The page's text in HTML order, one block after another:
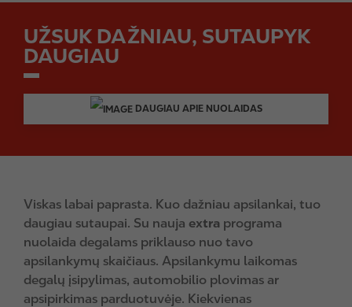
UŽSUK DAŽNIAU, SUTAUPYK
DAUGIAU
DAUGIAU APIE NUOLAIDAS
Viskas labai paprasta. Kuo dažniau apsilankai, tuo
daugiau sutaupai. Su nauja extra programa
nuolaida degalams priklauso nuo tavo
apsilankymų skaičiaus. Apsilankymu laikomas
degalų įsipylimas, automobilio plovimas ar
apsipirkimas parduotuvėje. Kiekvienas